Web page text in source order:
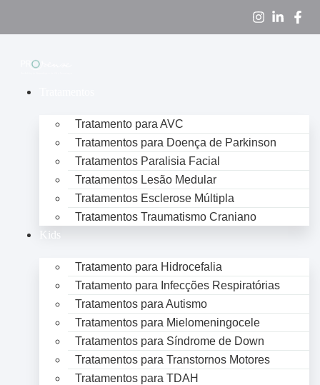
Tratamento para AVC
Tratamentos para Doença de Parkinson
Tratamentos Paralisia Facial
Tratamentos Lesão Medular
Tratamentos Esclerose Múltipla
Tratamentos Traumatismo Craniano
Kids
Tratamento para Hidrocefalia
Tratamento para Infecções Respiratórias
Tratamentos para Autismo
Tratamentos para Mielomeningocele
Tratamentos para Síndrome de Down
Tratamentos para Transtornos Motores
Tratamentos para TDAH